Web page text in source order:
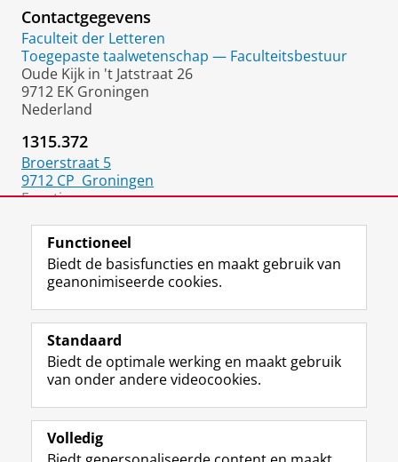
Contactgegevens
Faculteit der Letteren
Toegepaste taalwetenschap — Faculteitsbestuur
Oude Kijk in 't Jatstraat 26
9712 EK Groningen
Nederland
1315.372
Broerstraat 5
9712 CP Groningen
Functie:
Volg de RUG
F
a
e
b
o
p
L
i
k
e
I
-
R
S
-
f
e
R
I
n
t
r
m
Y
o
T
e
k
Studiekiezers
Alumni
Functioneel
Biedt de basisfuncties en maakt gebruik van
geanonimiseerde cookies.
Standaard
Biedt de optimale werking en maakt gebruik
van onder andere videocookies.
Volledig